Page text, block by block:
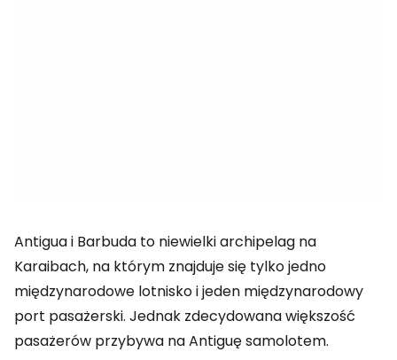
Antigua i Barbuda to niewielki archipelag na
Karaibach, na którym znajduje się tylko jedno
międzynarodowe lotnisko i jeden międzynarodowy
port pasażerski. Jednak zdecydowana większość
pasażerów przybywa na Antiguę samolotem.